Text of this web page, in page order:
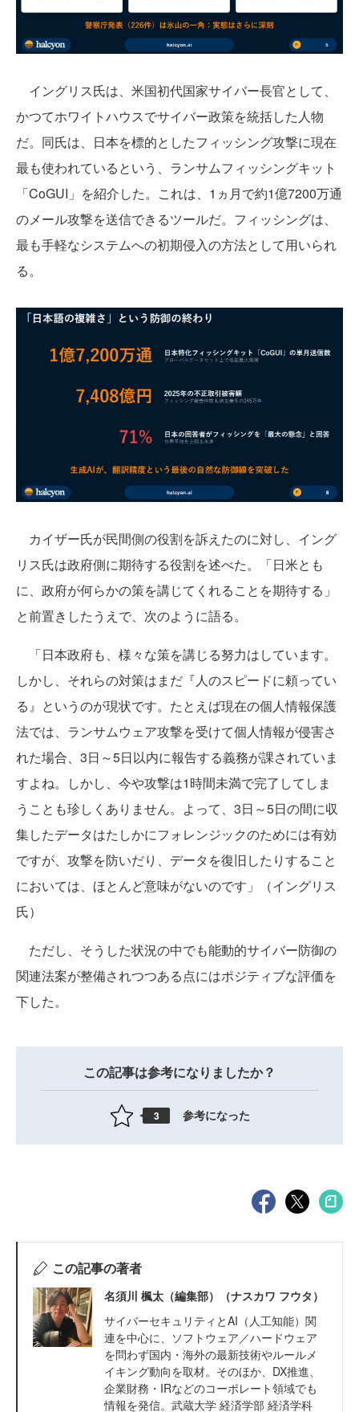
イングリス氏は、米国初代国家サイバー長官として、
かつてホワイトハウスでサイバー政策を統括した人物
だ。同氏は、日本を標的としたフィッシング攻撃に現在
最も使われているという、ランサムフィッシングキット
「CoGUI」を紹介した。これは、1ヵ月で約1億7200万通
のメール攻撃を送信できるツールだ。フィッシングは、
最も手軽なシステムへの初期侵入の方法として用いられ
る。
カイザー氏が民間側の役割を訴えたのに対し、イング
リス氏は政府側に期待する役割を述べた。「日米とも
に、政府が何らかの策を講じてくれることを期待する」
と前置きしたうえで、次のように語る。
「日本政府も、様々な策を講じる努力はしています。
しかし、それらの対策はまだ『人のスピードに頼ってい
る』というのが現状です。たとえば現在の個人情報保護
法では、ランサムウェア攻撃を受けて個人情報が侵害さ
れた場合、3日～5日以内に報告する義務が課されていま
すよね。しかし、今や攻撃は1時間未満で完了してしま
うことも珍しくありません。よって、3日～5日の間に収
集したデータはたしかにフォレンジックのためには有効
ですが、攻撃を防いだり、データを復旧したりすること
においては、ほとんど意味がないのです」（イングリス
氏）
ただし、そうした状況の中でも能動的サイバー防御の
関連法案が整備されつつある点にはポジティブな評価を
下した。
この記事は参考になりましたか？
3 参考になった
この記事の著者
名須川 楓太（編集部）（ナスカワ フウタ）
サイバーセキュリティとAI（人工知能）関
連を中心に、ソフトウェア／ハードウェア
を問わず国内・海外の最新技術やルールメ
イキング動向を取材。そのほか、DX推進、
企業財務・IRなどのコーポレート領域でも
情報を発信。武蔵大学 経済学部 経済学科